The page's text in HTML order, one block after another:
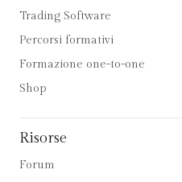
Trading Software
Percorsi formativi
Formazione one-to-one
Shop
Risorse
Forum